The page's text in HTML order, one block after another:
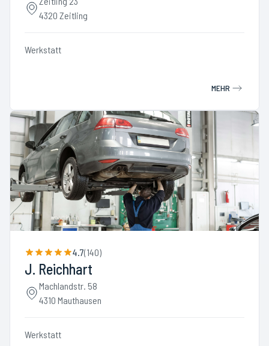
4320 Zeitling
Werkstatt
MEHR
4.7(140)
J. Reichhart
Machlandstr. 58
4310 Mauthausen
Werkstatt